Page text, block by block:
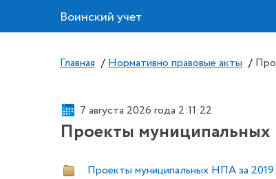
Воинский учет
Главная / Нормативно правовые акты /
7 августа 2026 года 2:11:22
Проекты
Проекты муниципальных НПА за 2019